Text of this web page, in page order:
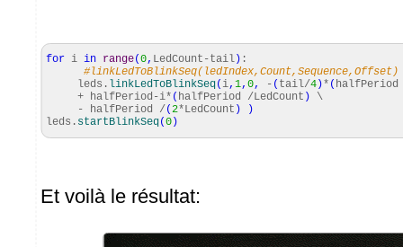
for i in range(0, LedCount-tail ) :
#linkLedToBlinkSeq(ledIndex,Count,Sequence,Offset)
leds. linkLedToBlinkSeq( i, 1, 0, - ( tail/4 )* ( halfPeriod
+ halfPeriod-i* ( halfPeriod /LedCount ) \
- halfPeriod / (2*LedCount )
)
leds. startBlinkSeq(0 )
Et voilà le résultat: